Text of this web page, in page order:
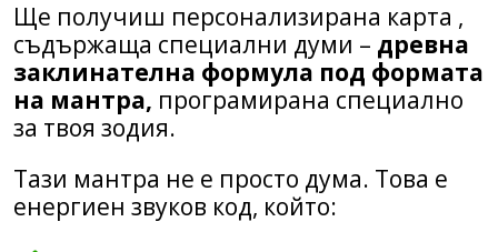
Ще получиш персонализирана карта ,
съдържаща специални думи – древна
заклинателна формула под формата
на мантра, програмирана специално
за твоя зодия.
Тази мантра не е просто дума. Това е
енергиен звуков код, който: